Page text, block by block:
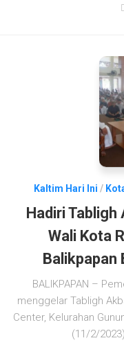
Kaltim Hari Ini /
Hadiri
Wali Kota
Balikpapan
BALIKPAPAN –
menggelar Tabligh
Center, Kelurahan
(11/2/